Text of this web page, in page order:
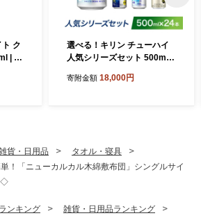
ク
| ロ
メ
選べる！キリン チューハイ
人気シリーズセット 500ml×
缶チューハイ お酒 酒 詰め合
寄附金額 18,000円
貨・日用品
タオル・寝具
！「ニューカルカル木綿敷布団」シングルサイ
◇
ランキング 雑貨・日用品ランキング